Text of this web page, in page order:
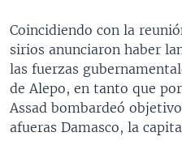
Coincidiendo con la
sirios anunciaron haber
las fuerzas
de Alepo, en tanto que
Assad bombardeó
afueras Damasco, la